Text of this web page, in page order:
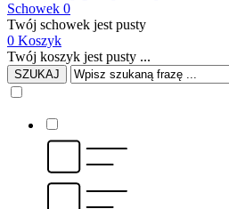
Schowek 0
Twój schowek jest pusty
0 Koszyk
Twój koszyk jest pusty ...
SZUKAJ